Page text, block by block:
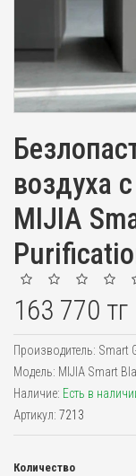
воздуха
MIJIA
163 770 тг
Производитель: Smart
Модель: MIJIA Smart
Наличие: Есть в
Артикул: 7213
Количество